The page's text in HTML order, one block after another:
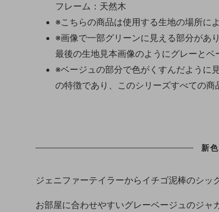
フレーム：天然木
※こちらの商品は使用する生地の場所に
※画像で一部グリーンに見える部分があ
最後の生地見本画像のようにグレーとベ
※ベージュの部分で色がくすんだように
の特徴であり、このシリーズすべての商
新色
ジェニファーテイラーからイチゴ泥棒のシッ
お部屋に合わせやすいグレーベージュのジャ